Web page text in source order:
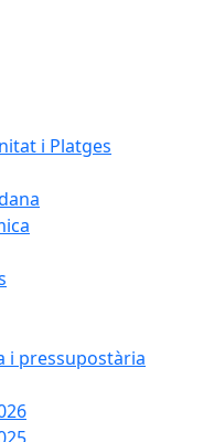
i Platges
i pressupostària